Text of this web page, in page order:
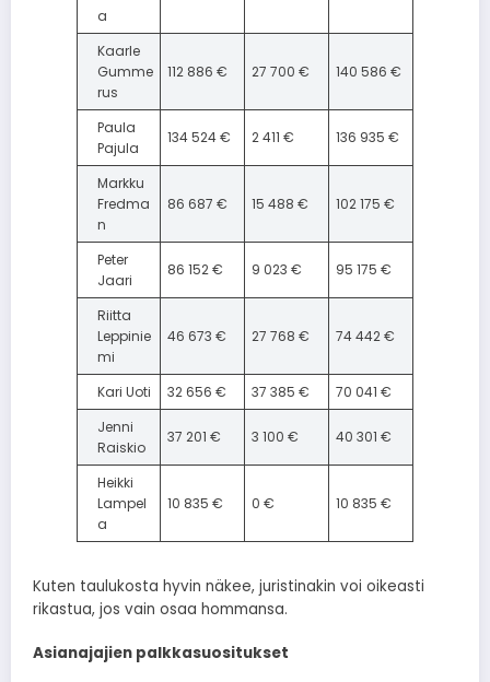
a
Kaarle
Gumme
rus
112 886 € 27 700 € 140 586 €
Paula
Pajula
134 524 € 2 411 € 136 935 €
Markku
Fredma
n
86 687 € 15 488 € 102 175 €
Peter
Jaari
86 152 € 9 023 € 95 175 €
Riitta
Leppinie
mi
46 673 € 27 768 € 74 442 €
Kari Uoti 32 656 € 37 385 €
70 041 €
Jenni
Raiskio
37 201 € 3 100 € 40 301 €
Heikki
Lampel
a
10 835 € 0 € 10 835 €
Kuten taulukosta hyvin näkee, juristinakin voi oikeasti
rikastua, jos vain osaa hommansa.
Asianajajien palkkasuositukset